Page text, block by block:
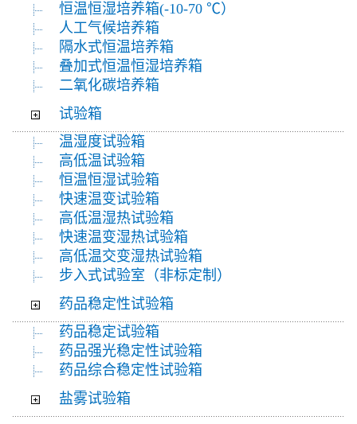
恒温恒湿培养箱(-10-70 ℃）
人工气候培养箱
隔水式恒温培养箱
叠加式恒温恒湿培养箱
二氧化碳培养箱
试验箱
温湿度试验箱
高低温试验箱
恒温恒湿试验箱
快速温变试验箱
高低温湿热试验箱
快速温变湿热试验箱
高低温交变湿热试验箱
步入式试验室（非标定制）
药品稳定性试验箱
药品稳定试验箱
药品强光稳定性试验箱
药品综合稳定性试验箱
盐雾试验箱